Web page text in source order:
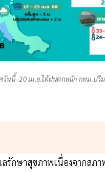
นนี้ -20 เม.ย.ใต้ฝนตกหนัก กทม.ป
กษาสุขภาพเนื่องจากสภา